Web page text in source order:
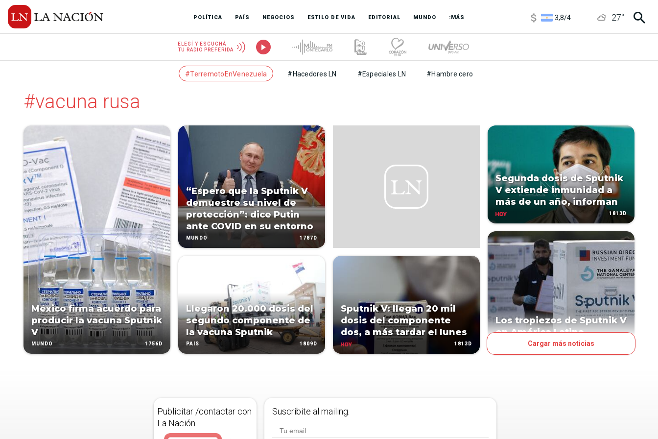
POLÍTICA PAÍS NEGOCIOS ESTILO DE VIDA EDITORIAL MUNDO :MÁS
3,8/4
27°
ELEGÍ Y ESCUCHÁ
TU RADIO PREFERIDA
#TerremotoEnVenezuela #Hacedores LN #Especiales LN #Hambre cero
#vacuna rusa
México firma acuerdo para
producir la vacuna Sputnik
V
MUNDO 1756D
“Espero que la Sputnik V
demuestre su nivel de
protección”: dice Putin
ante COVID en su entorno
MUNDO 1787D
Llegaron 20.000 dosis del
segundo componente de
la vacuna Sputnik
PAÍS 1809D
Sputnik V: llegan 20 mil
dosis del componente
dos, a más tardar el lunes
HOY 1813D
Segunda dosis de Sputnik
V extiende inmunidad a
más de un año, informan
1813D
Los tropiezos de Sputnik V
en América Latina
TENDENCIASCargar más noticias
Publicitar /contactar con
La Nación
Suscribite al mailing.